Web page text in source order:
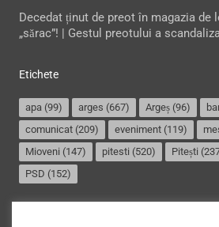
Decedat ținut de preot în magazia de
„sărac”! | Gestul preotului a
Etichete
apa (99) arges (667) Argeș (96)
comunicat (209) eveniment (119)
Mioveni (147) pitesti (520) Pitești
PSD (152)